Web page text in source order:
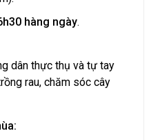
hàng ngày.
dân thực thụ và tự tay
rau, chăm sóc cây